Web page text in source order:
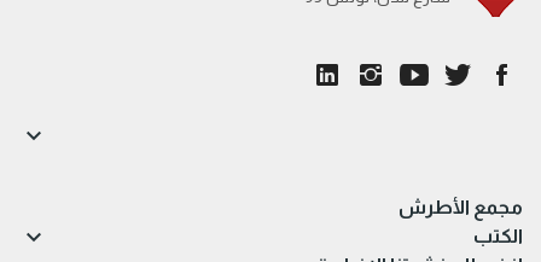
مجمع الأطرش

الكتب 